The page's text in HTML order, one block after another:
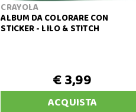
CRAYOLA
ALBUM DA COLORARE CON
STICKER - LILO & STITCH
€ 3,99
ACQUISTA